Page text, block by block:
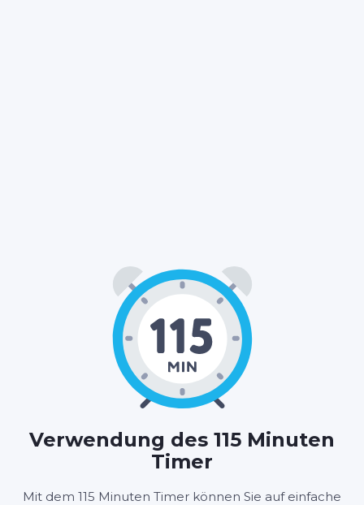
Verwendung des 115 Minuten
Timer
Mit dem 115 Minuten Timer können Sie auf einfache
01 55
MINUTEN 00